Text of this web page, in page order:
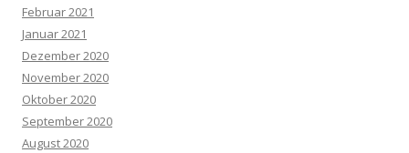
Februar 2021
Januar 2021
Dezember 2020
November 2020
Oktober 2020
September 2020
August 2020